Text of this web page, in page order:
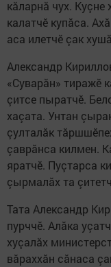
кăларнă чух. Куçне
калатчӗ купăса.
аса илетчӗ çак
Александр
«Суварăн» тиражӗ
çитсе пыратчӗ.
хаçата. Унтан
çулталăк
çаврăнса килмен.
яратчӗ. Пуçтарса
çырмалăх та
Тата Александр
пурччӗ. Алăка
хуçалăх
вăраххăн сăнаса